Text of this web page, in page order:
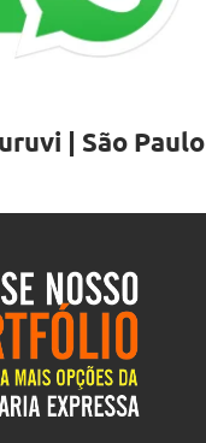
| São Paulo